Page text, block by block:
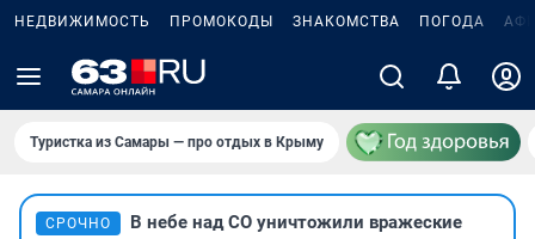
НЕДВИЖИМОСТЬ ПРОМОКОДЫ ЗНАКОМСТВА ПОГОДА
Туристка из Самары — про отдых в Крыму
СРОЧНО
В небе над СО уничтожили вражеские